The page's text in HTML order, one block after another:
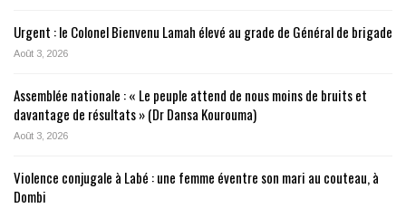
Urgent : le Colonel Bienvenu Lamah élevé au grade de Général de brigade
Août 3, 2026
Assemblée nationale : « Le peuple attend de nous moins de bruits et
davantage de résultats » (Dr Dansa Kourouma)
Août 3, 2026
Violence conjugale à Labé : une femme éventre son mari au couteau, à
Dombi